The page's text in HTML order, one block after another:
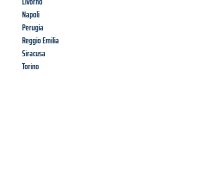
Napoli
Perugia
Reggio Emilia
Siracusa
Torino